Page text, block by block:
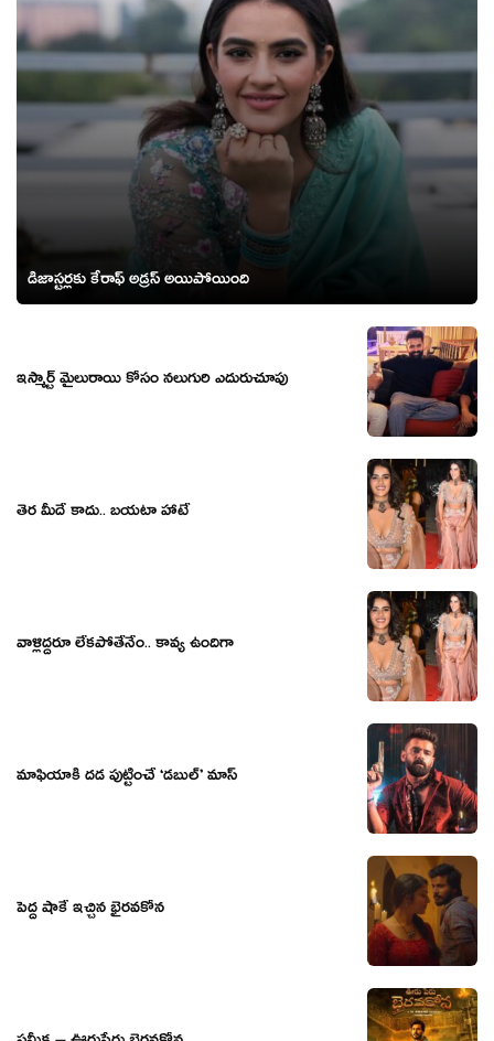
డిజాస్టర్లకు కేరాఫ్ అడ్రస్ అయిపోయింది
ఇస్మార్ట్ మైలురాయి కోసం నలుగురి ఎదురుచూపు
తెర మీదే కాదు.. బయటా హాటే
వాళ్లిద్దరూ లేకపోతేనేం.. కావ్య ఉందిగా
మాఫియాకి దడ పుట్టించే ‘డబుల్’ మాస్
పెద్ద షాకే ఇచ్చిన భైరవకోన